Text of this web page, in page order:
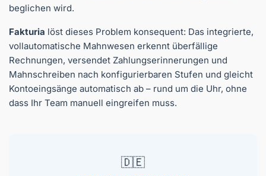
beglichen wird.
Fakturia löst dieses Problem konsequent: Das integrierte,
vollautomatische Mahnwesen erkennt überfällige
Rechnungen, versendet Zahlungserinnerungen und
Mahnschreiben nach konfigurierbaren Stufen und gleicht
Kontoeingsänge automatisch ab – rund um die Uhr, ohne
dass Ihr Team manuell eingreifen muss.
🇩🇪